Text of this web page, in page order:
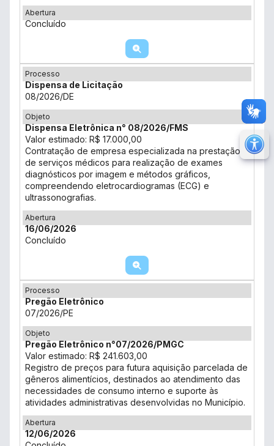
Abertura
Concluído
Processo
Dispensa de Licitação
08/2026/DE
Objeto
Dispensa Eletrônica n° 08/2026/FMS
Valor estimado: R$ 17.000,00
Contratação de empresa especializada na prestação
de serviços médicos para realização de exames
diagnósticos por imagem e métodos gráficos,
compreendendo eletrocardiogramas (ECG) e
ultrassonografias.
Abertura
16/06/2026
Concluído
Processo
Pregão Eletrônico
07/2026/PE
Objeto
Pregão Eletrônico n°07/2026/PMGC
Valor estimado: R$ 241.603,00
Registro de preços para futura aquisição parcelada de
gêneros alimentícios, destinados ao atendimento das
necessidades de consumo interno e suporte às
atividades administrativas desenvolvidas no Município.
Abertura
12/06/2026
Ir